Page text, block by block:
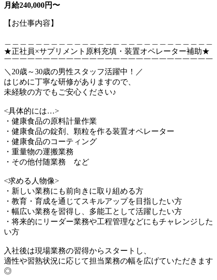
月給240,000円〜
【お仕事内容】
★正社員×サプリメント原料充填・装置オペレーター補助★
￣￣￣￣￣￣￣￣￣￣￣￣￣￣￣￣￣￣￣￣￣￣￣￣￣￣￣
＼20歳～30歳の男性スタッフ活躍中！／
はじめに丁寧な研修がありますので、
未経験の方でもご安心ください♪
<具体的には…>
・健康食品の原料計量作業
・健康食品の錠剤、顆粒を作る装置オペレーター
・健康食品のコーティング
・重量物の運搬業務
・その他付随業務 など
<求める人物像>
・新しい業務にも前向きに取り組める方
・教育・育成を通じてスキルアップを目指したい方
・幅広い業務を習得し、多能工として活躍したい方
・将来的にリーダー業務や工程管理などにもチャレンジした
い方
入社後は現場業務の習得からスタートし、
適性や習熟状況に応じて担当業務の幅を広げていただきます
◎